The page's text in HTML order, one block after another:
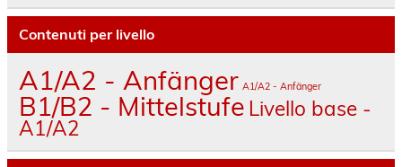
Contenuti per livello
A1/A2 - Anfänger A1/A2 - Anfänger
B1/B2 - Mittelstufe Livello base -
A1/A2